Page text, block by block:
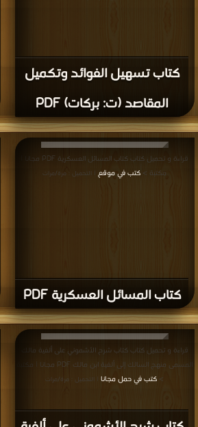
كتاب تسهيل الفوائد وتكميل
المقاصد (ت: بركات) PDF
كتاب المسائل العسكرية PDF
قراءة و تحميل كتاب كتاب المسائل العسكرية PDF مجانا |
مكتبة > كتب في موقع | التحميل : مرة/مرات
قراءة و تحميل كتاب كتاب شرح الأشموني على ألفية مالك
المسمى منهج السالك إلى ألفية ابن مالك PDF مجانا | مكتبة
> كتب في حمل مجانا| التحميل : مرة/مرات